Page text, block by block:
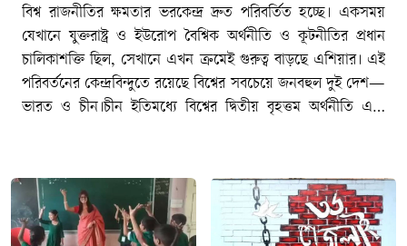
বিশ্ব রাজনীতির ক্ষমতার ভরকেন্দ্র দ্রুত পরিবর্তিত হচ্ছে। একসময়
যেখানে যুক্তরাষ্ট্র ও ইউরোপ বৈশ্বিক অর্থনীতি ও কূটনীতির প্রধান
চালিকাশক্তি ছিল, সেখানে এখন ক্রমেই গুরুত্ব বাড়ছে এশিয়ার। এই
পরিবর্তনের কেন্দ্রবিন্দুতে রয়েছে বিশ্বের সবচেয়ে জনবহুল দুই দেশ—
ভারত ও চীন।চীন ইতিমধ্যে বিশ্বের দ্বিতীয় বৃহত্তম অর্থনীতি এবং
সম্প্রসারণ ও ক্রমবর্ধমান আন্তর্জাতিক প্রভাবের কারণে ভারত
ভবিষ্যতের অন্যতম গুরুত্বপূর্ণ শক্তি হিসেবে উঠে আসছে।তবে প্রশ্ন
হলো—আগামী দুই দশকে বিশ্ব রাজনীতির ক্ষমতার ভারসাম্যে ভারত